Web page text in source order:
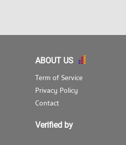
ABOUT US
Term of Service
Privacy Policy
Contact
Verified by